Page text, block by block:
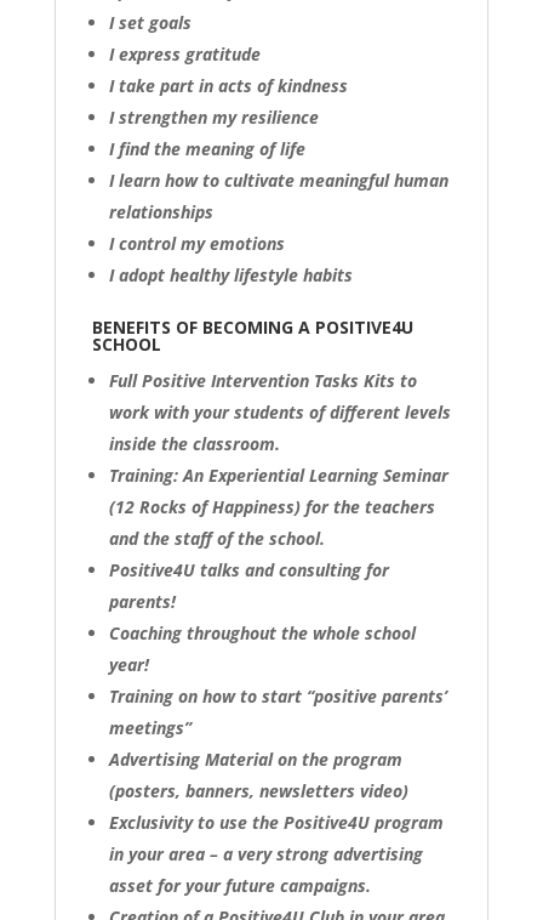
I set goals
I express gratitude
I take part in acts of kindness
I strengthen my resilience
I find the meaning of life
I learn how to cultivate meaningful human
relationships
I control my emotions
I adopt healthy lifestyle habits
BENEFITS OF BECOMING A POSITIVE4U
SCHOOL
Full Positive Intervention Tasks Kits to
work with your students of different levels
inside the classroom.
Training: An Experiential Learning Seminar
(12 Rocks of Happiness) for the teachers
and the staff of the school.
Positive4U talks and consulting for
parents!
Coaching throughout the whole school
year!
Training on how to start “positive parents’
meetings”
Advertising Material on the program
(posters, banners, newsletters video)
Exclusivity to use the Positive4U program
in your area – a very strong advertising
asset for your future campaigns.